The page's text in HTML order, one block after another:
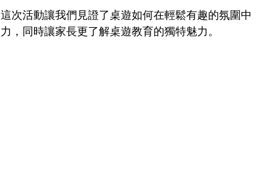
這次活動讓我們見證了桌遊如何在輕鬆有趣的氛圍
力，同時讓家長更了解桌遊教育的獨特魅力。